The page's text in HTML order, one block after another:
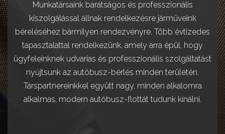
Munkatársaink barátságos és professzionális
kiszolgálással állnak rendelkezésre járműveink
béreléséhez bármilyen rendezvényre. Több évtizedes
tapasztalattal rendelkezünk, amely arra épül, hogy
ügyfeleinknek udvarias és professzionális szolgáltatást
nyújtsunk az autóbusz-bérlés minden területén.
Társpartnereinkkel együtt nagy, minden alkalomra
alkalmas, modern autóbusz-flottát tudunk kínálni.